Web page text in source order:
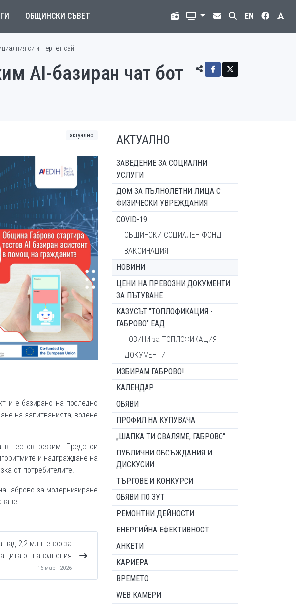
ОБЩИНСКИ СЪВЕТ EN
си интернет сайт
AI-базиран чат бот
актуално
и е базирано на последно
на запитванията, водене
тестов режим. Предстои
и надграждане на
от потребителите.
Габрово за модернизиране
над 2,2 млн. евро за
от наводнения
16 март 2026
АКТУАЛНО
ЗАВЕДЕНИЕ ЗА СОЦИАЛНИ
УСЛУГИ
ДОМ ЗА ПЪЛНОЛЕТНИ ЛИЦА С
ФИЗИЧЕСКИ УВРЕЖДАНИЯ
COVID-19
ОБЩИНСКИ СОЦИАЛЕН ФОНД
ВАКСИНАЦИЯ
НОВИНИ
ЦЕНИ НА ПРЕВОЗНИ ДОКУМЕНТИ
ЗА ПЪТУВАНЕ
КАЗУСЪТ "ТОПЛОФИКАЦИЯ -
ГАБРОВО" ЕАД
НОВИНИ за ТОПЛОФИКАЦИЯ
ДОКУМЕНТИ
ИЗБИРАМ ГАБРОВО!
КАЛЕНДАР
ОБЯВИ
ПРОФИЛ НА КУПУВАЧА
„ШАПКА ТИ СВАЛЯМЕ, ГАБРОВО“
ПУБЛИЧНИ ОБСЪЖДАНИЯ И
ДИСКУСИИ
ТЪРГОВЕ И КОНКУРСИ
ОБЯВИ ПО ЗУТ
РЕМОНТНИ ДЕЙНОСТИ
ЕНЕРГИЙНА ЕФЕКТИВНОСТ
АНКЕТИ
КАРИЕРА
ВРЕМЕТО
WEB КАМЕРИ